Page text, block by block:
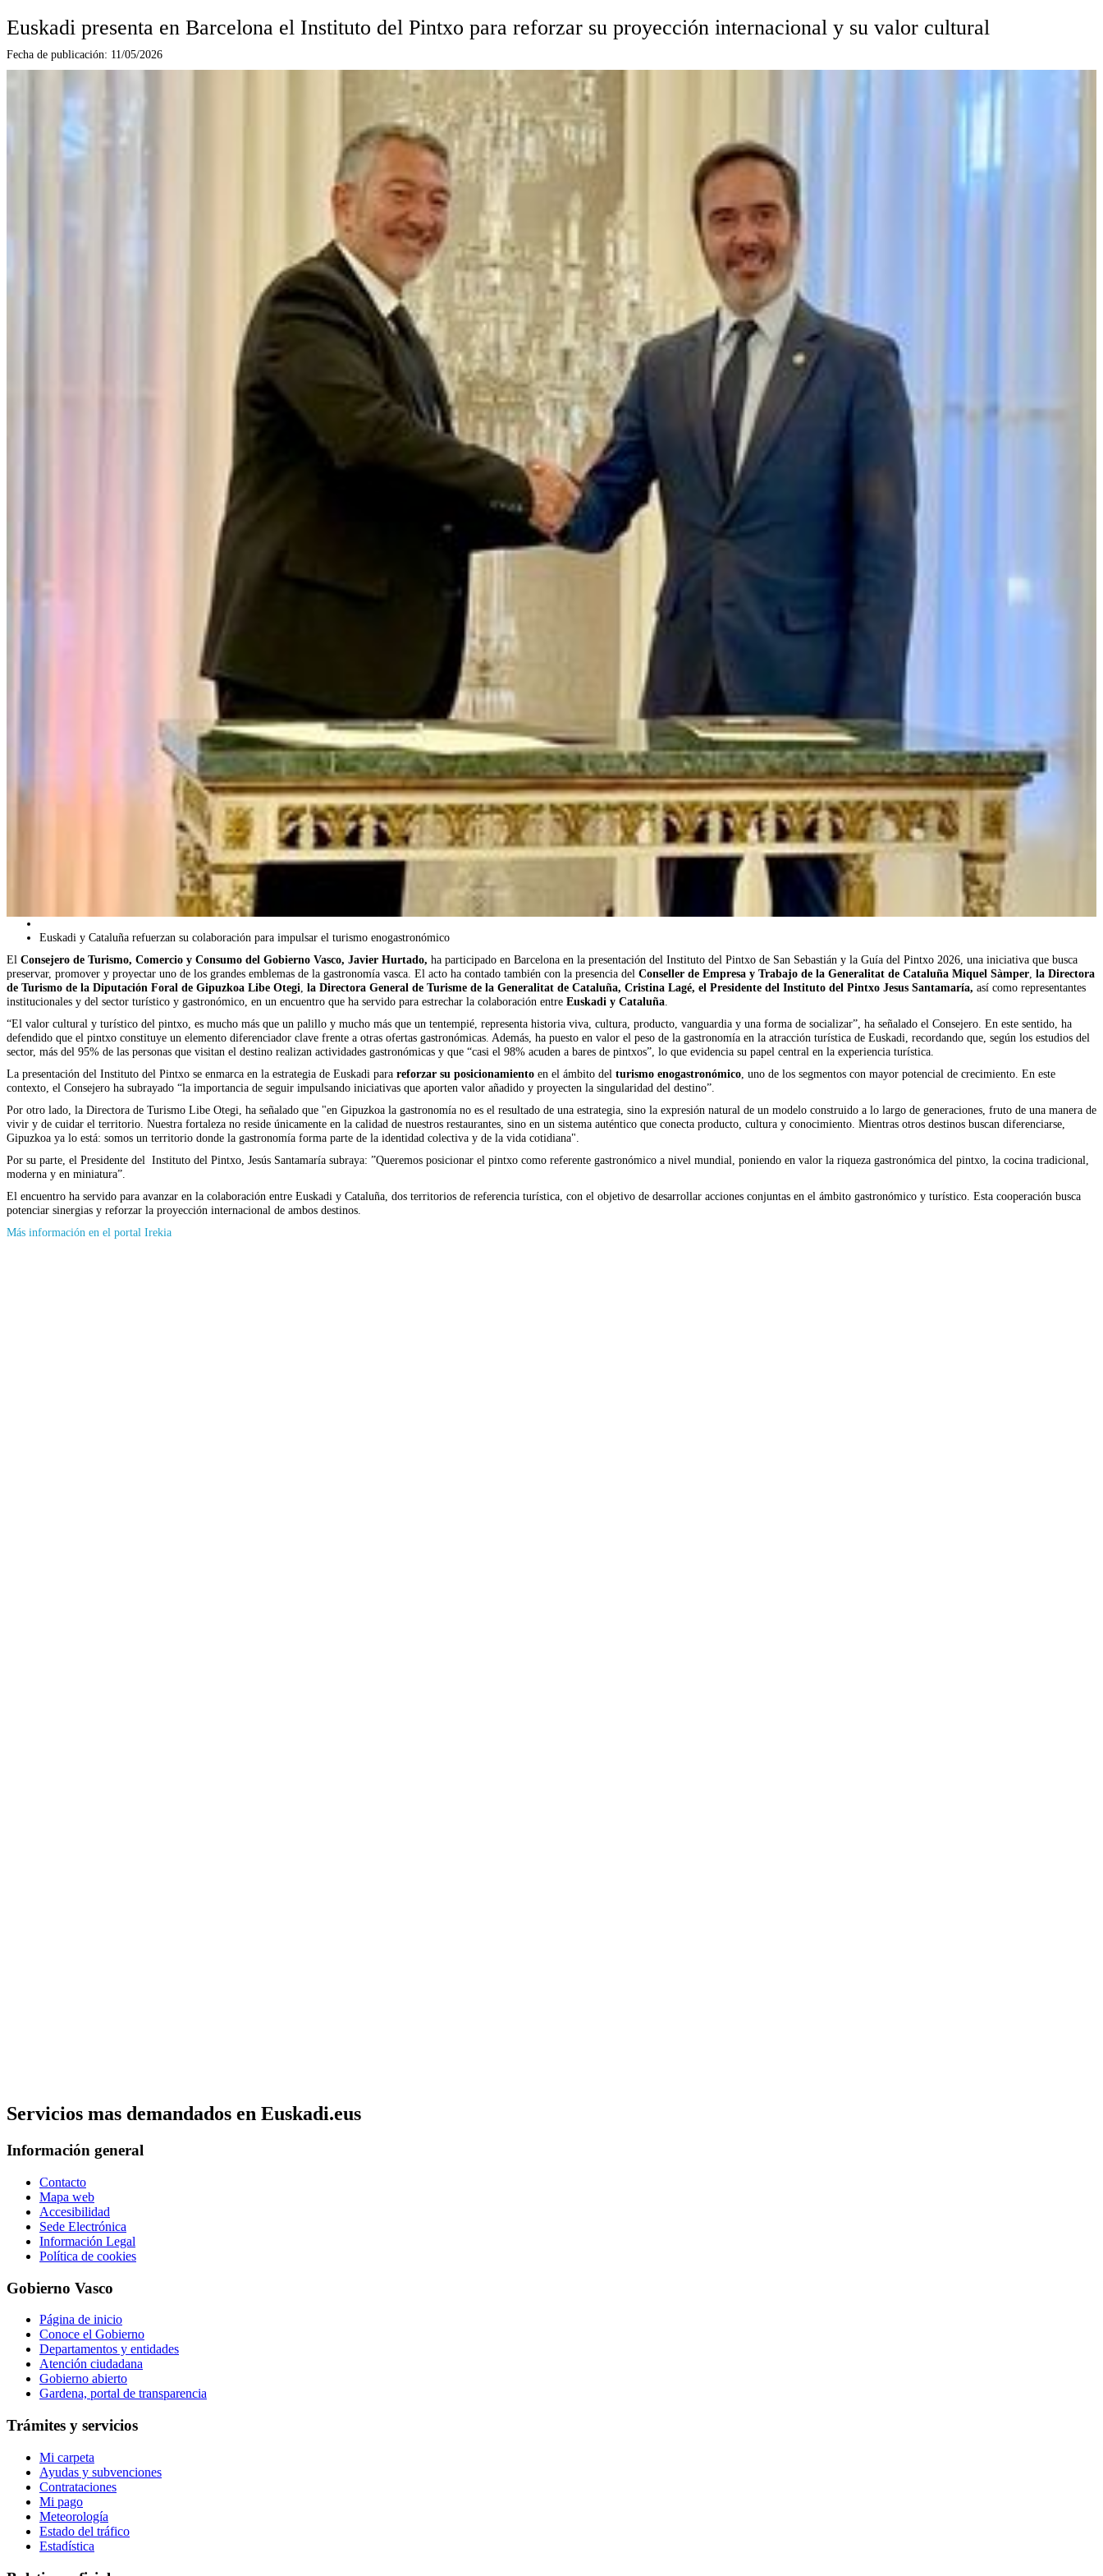
Euskadi presenta en Barcelona el Instituto del Pintxo para reforzar su proyección internacional y su valor cultural
Fecha de publicación: 11/05/2026
Euskadi y Cataluña refuerzan su colaboración para impulsar el turismo enogastronómico
El Consejero de Turismo, Comercio y Consumo del Gobierno Vasco, Javier Hurtado, ha participado en Barcelona en la presentación del Instituto del Pintxo de San Sebastián y la Guía del Pintxo 2026, una iniciativa que busca
preservar, promover y proyectar uno de los grandes emblemas de la gastronomía vasca. El acto ha contado también con la presencia del Conseller de Empresa y Trabajo de la Generalitat de Cataluña Miquel Sàmper, la Directora
de Turismo de la Diputación Foral de Gipuzkoa Libe Otegi, la Directora General de Turisme de la Generalitat de Cataluña, Cristina Lagé, el Presidente del Instituto del Pintxo Jesus Santamaría, así como representantes
institucionales y del sector turístico y gastronómico, en un encuentro que ha servido para estrechar la colaboración entre Euskadi y Cataluña.
“El valor cultural y turístico del pintxo, es mucho más que un palillo y mucho más que un tentempié, representa historia viva, cultura, producto, vanguardia y una forma de socializar”, ha señalado el Consejero. En este sentido, ha
defendido que el pintxo constituye un elemento diferenciador clave frente a otras ofertas gastronómicas. Además, ha puesto en valor el peso de la gastronomía en la atracción turística de Euskadi, recordando que, según los estudios del
sector, más del 95% de las personas que visitan el destino realizan actividades gastronómicas y que “casi el 98% acuden a bares de pintxos”, lo que evidencia su papel central en la experiencia turística.
La presentación del Instituto del Pintxo se enmarca en la estrategia de Euskadi para reforzar su posicionamiento en el ámbito del turismo enogastronómico, uno de los segmentos con mayor potencial de crecimiento. En este
contexto, el Consejero ha subrayado “la importancia de seguir impulsando iniciativas que aporten valor añadido y proyecten la singularidad del destino”.
Por otro lado, la Directora de Turismo Libe Otegi, ha señalado que "en Gipuzkoa la gastronomía no es el resultado de una estrategia, sino la expresión natural de un modelo construido a lo largo de generaciones, fruto de una manera de
vivir y de cuidar el territorio. Nuestra fortaleza no reside únicamente en la calidad de nuestros restaurantes, sino en un sistema auténtico que conecta producto, cultura y conocimiento. Mientras otros destinos buscan diferenciarse,
Gipuzkoa ya lo está: somos un territorio donde la gastronomía forma parte de la identidad colectiva y de la vida cotidiana".
Por su parte, el Presidente del Instituto del Pintxo, Jesús Santamaría subraya: ”Queremos posicionar el pintxo como referente gastronómico a nivel mundial, poniendo en valor la riqueza gastronómica del pintxo, la cocina tradicional,
moderna y en miniatura”.
El encuentro ha servido para avanzar en la colaboración entre Euskadi y Cataluña, dos territorios de referencia turística, con el objetivo de desarrollar acciones conjuntas en el ámbito gastronómico y turístico. Esta cooperación busca
potenciar sinergias y reforzar la proyección internacional de ambos destinos.
Más información en el portal Irekia(Se
Servicios mas demandados en Euskadi.eus
Información general
Contacto
Mapa web
Accesibilidad
Sede Electrónica
Información Legal
Política de cookies
Gobierno Vasco
Página de inicio
Conoce el Gobierno
Departamentos y entidades
Atención ciudadana
Gobierno abierto
Gardena, portal de transparencia
Trámites y servicios
Mi carpeta
Ayudas y subvenciones
Contrataciones
Mi pago
Meteorología
Estado del tráfico
Estadística